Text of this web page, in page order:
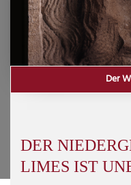
Der
DER
LIMES IST